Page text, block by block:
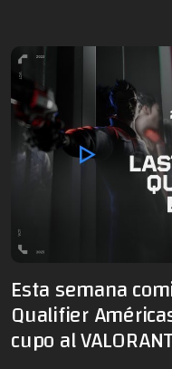
Esta semana
Qualifier
cupo al